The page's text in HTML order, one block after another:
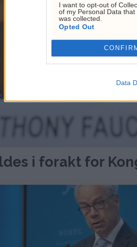
I want to opt-out of
of my Personal Data
was collected.
Opted Out
Data
i forakt for